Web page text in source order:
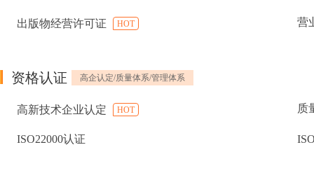
出版物经营许可证 HOT 营
资格认证 高企认定/质量体系/管理体系
高新技术企业认定 HOT 质
ISO22000认证